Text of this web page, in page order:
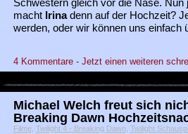
Schwestern gleich vor die Nase.
macht Irinadenn auf der Hochzeit?
werden, oder wir können uns einfach
4 Kommentare - Jetzt einen weiteren
Michael Welch freut sich
Breaking Dawn
Filme, Twilight 4 - Breaking Dawn, Twilight